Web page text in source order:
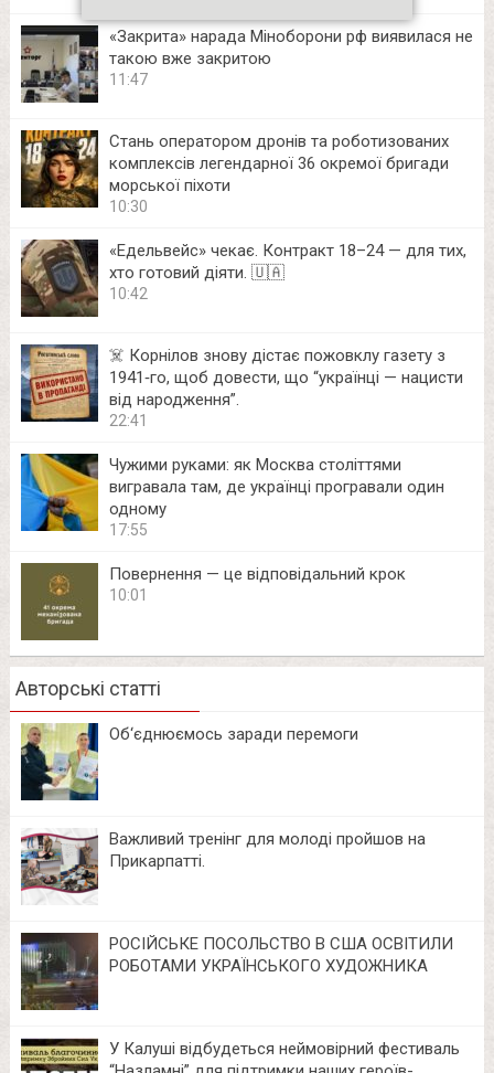
«Закрита» нарада Міноборони рф виявилася не
такою вже закритою
11:47
Стань оператором дронів та роботизованих
комплексів легендарної 36 окремої бригади
морської піхоти
10:30
«Едельвейс» чекає. Контракт 18–24 — для тих,
хто готовий діяти. 🇺🇦
10:42
☠️ Корнілов знову дістає пожовклу газету з
1941‑го, щоб довести, що “українці — нацисти
від народження”.
22:41
Чужими руками: як Москва століттями
вигравала там, де українці програвали один
одному
17:55
Повернення — це відповідальний крок
10:01
Авторські статті
Об‘єднюємось заради перемоги
Важливий тренінг для молоді пройшов на
Прикарпатті.
РОСІЙСЬКЕ ПОСОЛЬСТВО В США ОСВІТИЛИ
РОБОТАМИ УКРАЇНСЬКОГО ХУДОЖНИКА
У Калуші відбудеться неймовірний фестиваль